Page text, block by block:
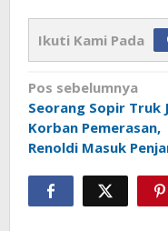
Ikuti Kami Pada
Navigasi
pos
Pos sebelumnya
Seorang Sopir Truk
Korban Pemerasan,
Renoldi Masuk